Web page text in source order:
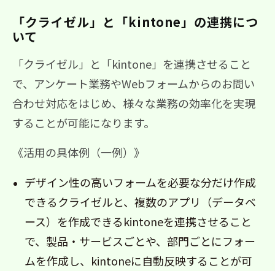
「クライゼル」と「kintone」の連携につ
いて
「クライゼル」と「kintone」を連携させること
で、アンケート業務やWebフォームからのお問い
合わせ対応をはじめ、様々な業務の効率化を実現
することが可能になります。
《活用の具体例（一例）》
デザイン性の高いフォームを必要な分だけ作成
できるクライゼルと、複数のアプリ（データベ
ース）を作成できるkintoneを連携させること
で、製品・サービスごとや、部門ごとにフォー
ムを作成し、kintoneに自動反映することが可